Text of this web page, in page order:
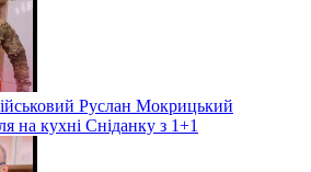
Руслан Мокрицький
на кухні Сніданку з 1+1